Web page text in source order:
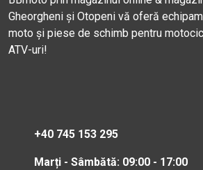
Gheorgheni și Otopeni vă oferă
moto și piese de schimb pentru
ATV-uri!
+40 745 153 295
Marți - Sâmbătă: 09:00 - 17:00